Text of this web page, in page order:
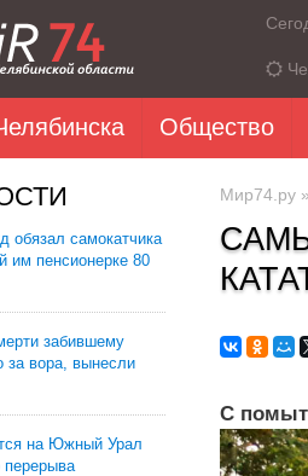
Общество
обязал самокатчика
им пенсионерке 80
забившему
за вора, вынесли
на Южный Урал
перерыва
Мир74.ру »
С